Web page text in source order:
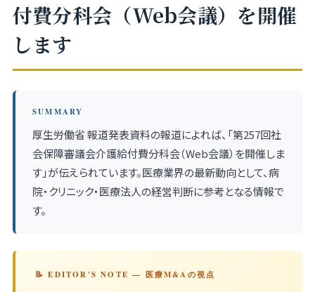
付費分科会（Web会議）を開催
します
SUMMARY
厚生労働省 報道発表資料の報道によれば、「第257回社
会保障審議会介護給付費分科会（Web会議）を開催しま
す」が伝えられています。医療業界の最新動向として、病
院・クリニック・医療法人の経営判断に参考となる情報で
す。
📝 EDITOR'S NOTE — 医療M&Aの視点